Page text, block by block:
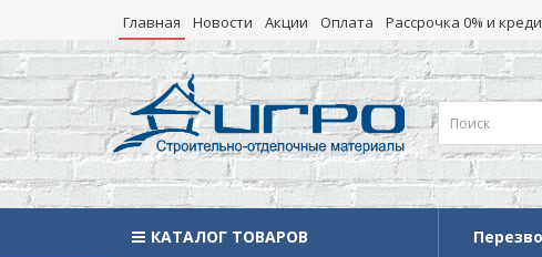
Главная Новости Акции Оплата Рассрочка 0% и
КАТАЛОГ ТОВАРОВ
Каталог товаров